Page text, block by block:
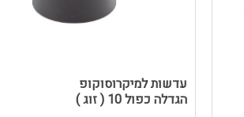
עדשות למיקרוסוקופ
הגדלה כפול 10 ( זוג )